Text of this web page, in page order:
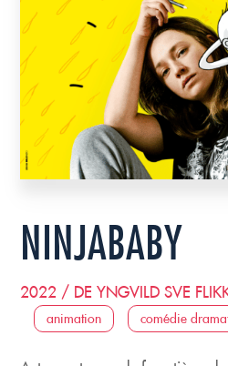
NINJABABY
2022 / DE YNGVILD SVE
animation comédie